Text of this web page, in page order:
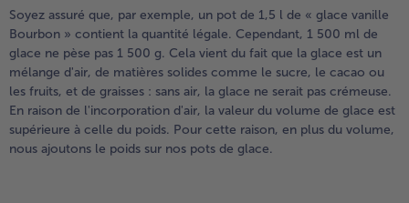
Soyez assuré que, par exemple, un pot de 1,5 l de « glace vanille
Bourbon » contient la quantité légale. Cependant, 1 500 ml de
glace ne pèse pas 1 500 g. Cela vient du fait que la glace est un
mélange d'air, de matières solides comme le sucre, le cacao ou
les fruits, et de graisses : sans air, la glace ne serait pas crémeuse.
En raison de l'incorporation d'air, la valeur du volume de glace est
supérieure à celle du poids. Pour cette raison, en plus du volume,
nous ajoutons le poids sur nos pots de glace.